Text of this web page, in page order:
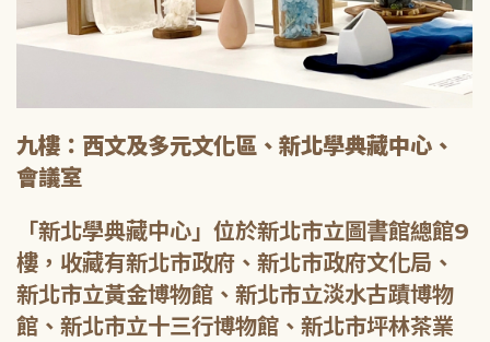
九樓：西文及多元文化區、新北學典藏中心、
會議室
「新北學典藏中心」位於新北市立圖書館總館9
樓，收藏有新北市政府、新北市政府文化局、
新北市立黃金博物館、新北市立淡水古蹟博物
館、新北市立十三行博物館、新北市坪林茶業